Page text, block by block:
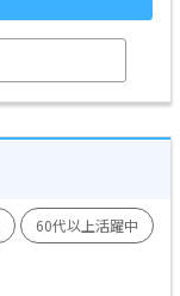
60代以上活躍中